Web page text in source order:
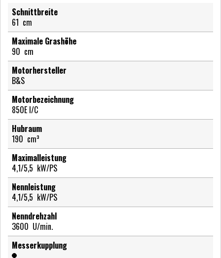
Schnittbreite
61 cm
Maximale Grashöhe
90 cm
Motorhersteller
B&S
Motorbezeichnung
850E I/C
Hubraum
190 cm³
Maximalleistung
4,1/5,5 kW/PS
Nennleistung
4,1/5,5 kW/PS
Nenndrehzahl
3600 U/min.
Messerkupplung